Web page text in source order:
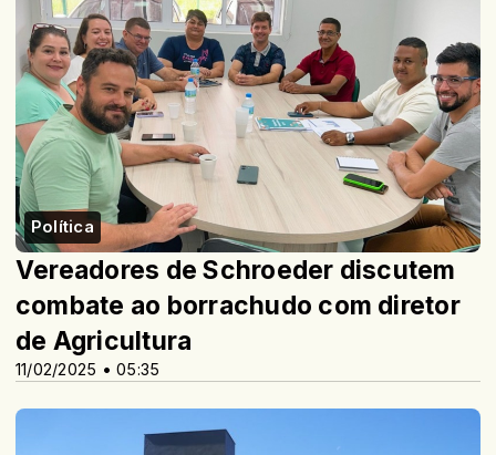
Política
11/02/2025 • 05:35
Vereadores de Schroeder discutem
combate ao borrachudo com diretor
de Agricultura